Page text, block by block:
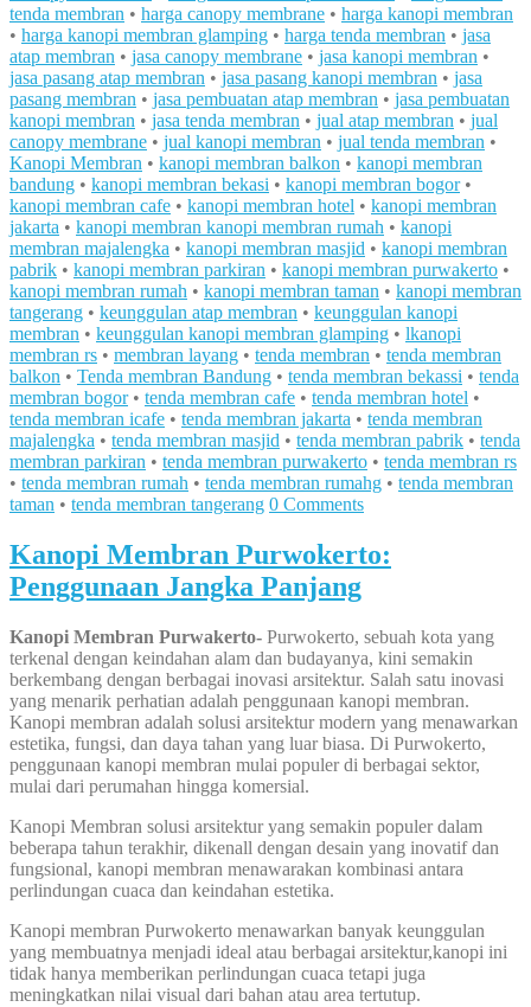
tenda membran • harga canopy membrane • harga kanopi membran
• harga kanopi membran glamping • harga tenda membran • jasa
atap membran • jasa canopy membrane • jasa kanopi membran •
jasa pasang atap membran • jasa pasang kanopi membran • jasa
pasang membran • jasa pembuatan atap membran • jasa pembuatan
kanopi membran • jasa tenda membran • jual atap membran • jual
canopy membrane • jual kanopi membran • jual tenda membran •
Kanopi Membran • kanopi membran balkon • kanopi membran
bandung • kanopi membran bekasi • kanopi membran bogor•
kanopi membran cafe • kanopi membran hotel • kanopi membran
jakarta • kanopi membran kanopi membran rumah • kanopi
membran majalengka • kanopi membran masjid • kanopi membran
pabrik • kanopi membran parkiran • kanopi membran purwakerto •
kanopi membran rumah • kanopi membran taman • kanopi membran
tangerang • keunggulan atap membran • keunggulan kanopi
membran • keunggulan kanopi membran glamping • lkanopi
membran rs • membran layang • tenda membran • tenda membran
balkon • Tenda membran Bandung • tenda membran bekassi • tenda
membran bogor• tenda membran cafe • tenda membran hotel •
tenda membran icafe • tenda membran jakarta • tenda membran
majalengka • tenda membran masjid • tenda membran pabrik • tenda
membran parkiran • tenda membran purwakerto • tenda membran rs
• tenda membran rumah • tenda membran rumahg • tenda membran
taman • tenda membran tangerang 0 Comments
Kanopi Membran Purwokerto:
Penggunaan Jangka Panjang
Kanopi Membran Purwakerto- Purwokerto, sebuah kota yang
terkenal dengan keindahan alam dan budayanya, kini semakin
berkembang dengan berbagai inovasi arsitektur. Salah satu inovasi
yang menarik perhatian adalah penggunaan kanopi membran.
Kanopi membran adalah solusi arsitektur modern yang menawarkan
estetika, fungsi, dan daya tahan yang luar biasa. Di Purwokerto,
penggunaan kanopi membran mulai populer di berbagai sektor,
mulai dari perumahan hingga komersial.
Kanopi Membran solusi arsitektur yang semakin populer dalam
beberapa tahun terakhir, dikenall dengan desain yang inovatif dan
fungsional, kanopi membran menawarakan kombinasi antara
perlindungan cuaca dan keindahan estetika.
Kanopi membran Purwokerto menawarkan banyak keunggulan
yang membuatnya menjadi ideal atau berbagai arsitektur,kanopi ini
tidak hanya memberikan perlindungan cuaca tetapi juga
meningkatkan nilai visual dari bahan atau area tertutup.